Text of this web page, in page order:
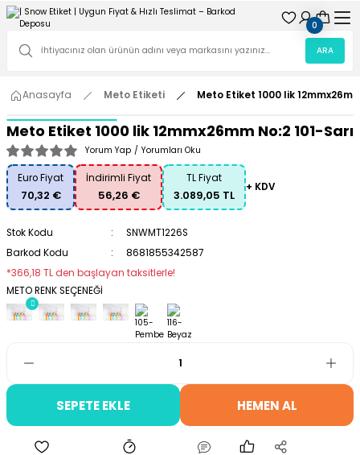
ARA
0
Anasayfa Meto Etiketi Meto Etiket 1000 lik
Meto Etiket 1000 lik 12mmx26mm No:2 101-Sarı
Yorum Yap / Yorumları Oku
Euro Fiyat
70,32 €
İndirimli Fiyat
56,26 €
TL Fiyat
3.089,05 TL
+ KDV
Stok Kodu
SNWMT1226S
Barkod Kodu
8681855342587
*366,18 TL den başlayan taksitlerle!
METO RENK SEÇENEĞİ
SEPETE EKLE HEMEN AL